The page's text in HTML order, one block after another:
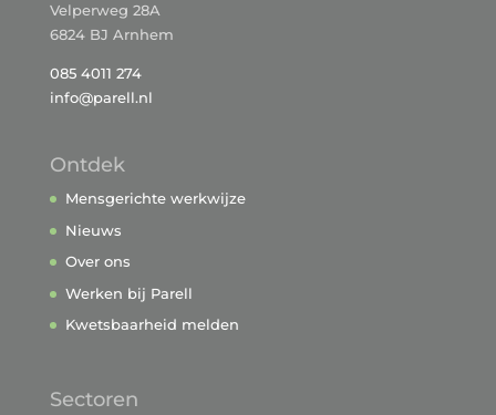
Velperweg 28A
6824 BJ Arnhem
085 4011 274
info@parell.nl
Ontdek
Mensgerichte werkwijze
Nieuws
Over ons
Werken bij Parell
Kwetsbaarheid melden
Sectoren